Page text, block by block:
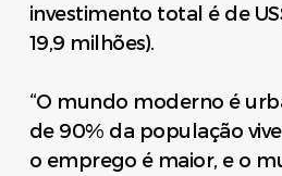
investimento total é de
19,9 milhões).
“O mundo moderno é
de 90% da população
o emprego é maior, e o